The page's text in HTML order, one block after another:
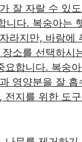
잘 자랄 수 있
니다. 복숭아는
라지만, 바람에
소를 선택하시
요합니다. 복숭
영양분을 잘 흡
전지를 위한 도